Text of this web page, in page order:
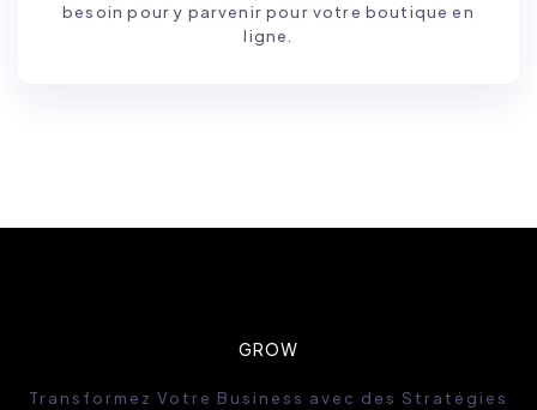
besoin pour y parvenir pour votre boutique en
ligne.
GROW
Transformez Votre Business avec des Stratégies